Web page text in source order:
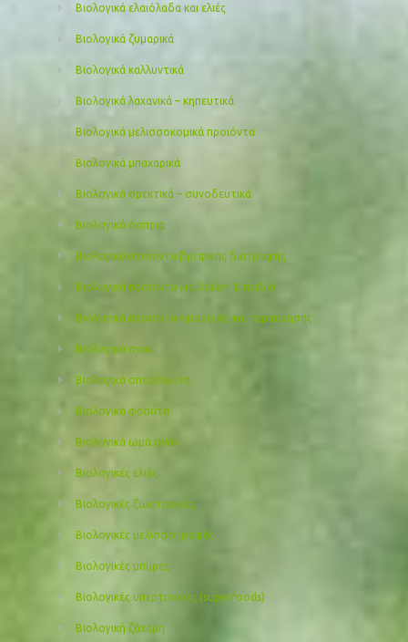
Βιολογικά ελαιόλαδα και ελιές
Βιολογικά ζυμαρικά
Βιολογικά καλλυντικά
Βιολογικά λαχανικά – κηπευτικά
Βιολογικά μελισσοκομικά προιόντα
Βιολογικά μπαχαρικά
Βιολογικά ορεκτικά – συνοδευτικά
Βιολογικά όσπρια
Βιολογικά προϊόντα βρεφικής διατροφής
Βιολογικά προϊόντα για βρέφη & παιδιά
Βιολογικά προιόντα ομορφιάς και περιποίησης
Βιολογικά σνακ
Βιολογικά σπορόφυτα
Βιολογικά φρούτα
Βιολογικά ωμά σνακ
Βιολογικές ελιές
Βιολογικές ζωοτροφές
Βιολογικές μελισσοτροφές
Βιολογικές μπύρες
Βιολογικές υπερτροφές (superfoods)
Βιολογική ζάχαρη